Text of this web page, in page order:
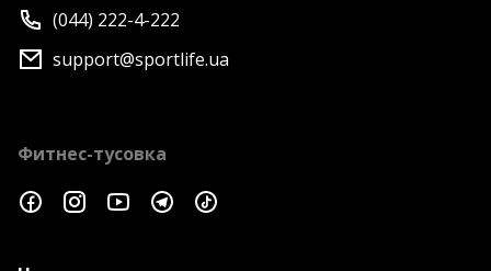
(044) 222-4-222
support@sportlife.ua
Фитнес-тусовка